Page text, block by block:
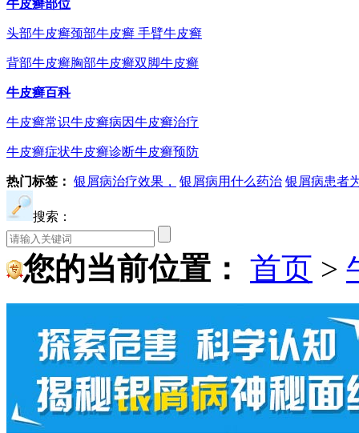
牛皮癣部位
头部牛皮癣颈部牛皮癣 手臂牛皮癣
背部牛皮癣胸部牛皮癣双脚牛皮癣
牛皮癣百科
牛皮癣常识牛皮癣病因牛皮癣治疗
牛皮癣症状牛皮癣诊断牛皮癣预防
热门标签： 银屑病治疗效果， 银屑病用什么药治 银屑病患者
搜索：
您的当前位置： 首页 >